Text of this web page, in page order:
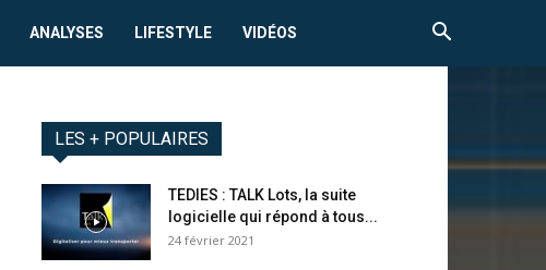
ANALYSES LIFESTYLE VIDÉOS
LES + POPULAIRES
TEDIES : TALK Lots, la suite
logicielle qui répond à tous...
24 février 2021